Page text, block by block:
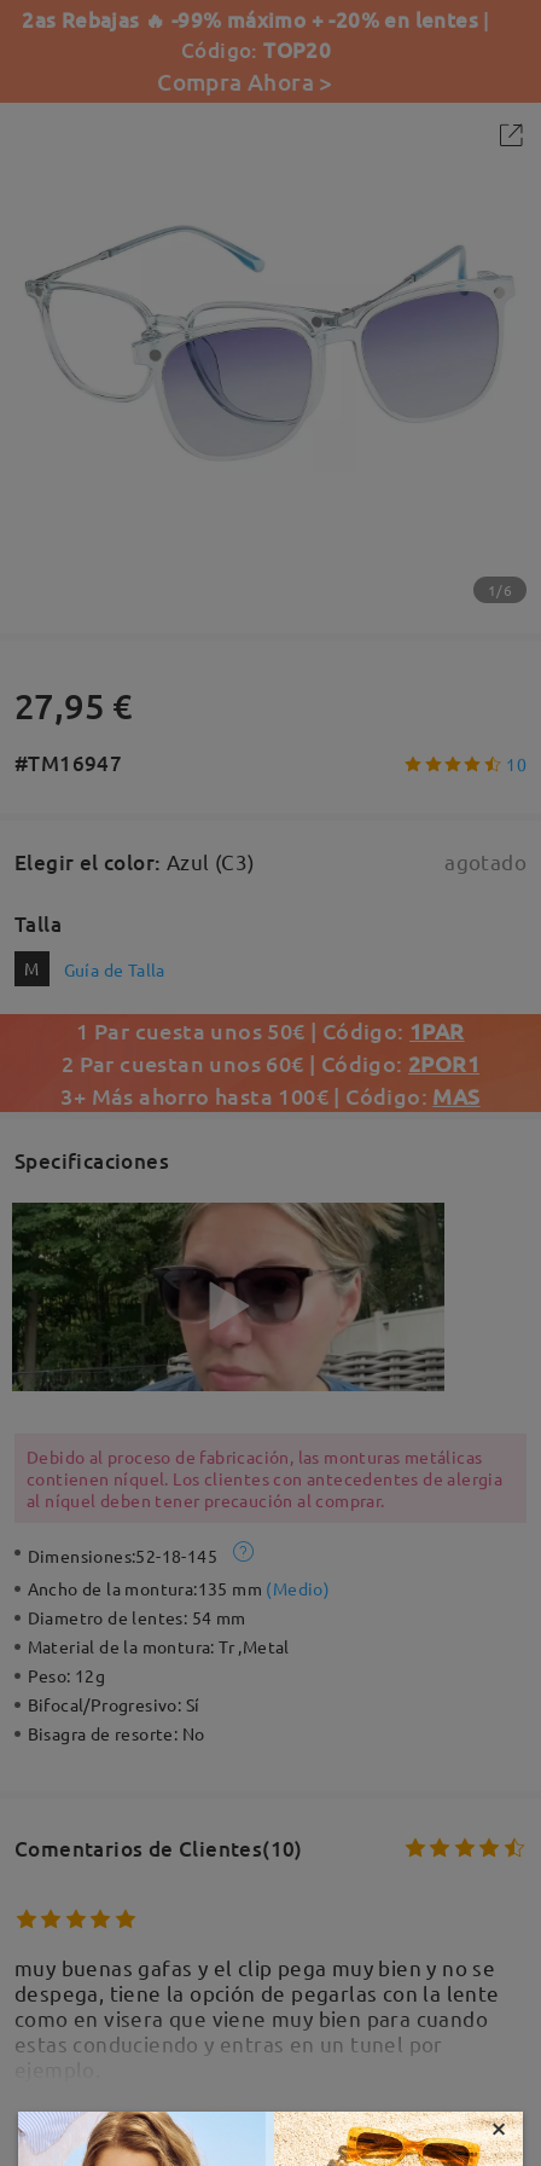
2as Rebajas 🔥 -99% máximo + -20% en lentes |
Código:TOP20
Compra Ahora >
1/6
27,95 €
#TM16947 10
Elegir el color: Azul (C3) agotado
Talla
M Guía de Talla
1 Par cuesta unos 50€ | Código: 1PAR
2 Par cuestan unos 60€ | Código: 2POR1
3+ Más ahorro hasta 100€ | Código: MAS
Specificaciones
Debido al proceso de fabricación, las monturas metálicas
contienen níquel. Los clientes con antecedentes de alergia
al níquel deben tener precaución al comprar.
Dimensiones:52-18-145
Ancho de la montura:135 mm (Medio)
Diametro de lentes: 54 mm
Material de la montura:Tr ,Metal
Peso: 12g
Bifocal/Progresivo: Sí
Bisagra de resorte: No
Comentarios de Clientes(10)
muy buenas gafas y el clip pega muy bien y no se
despega, tiene la opción de pegarlas con la lente
como en visera que viene muy bien para cuando
estas conduciendo y entras en un tunel por
MOSTRAR MÁS
×